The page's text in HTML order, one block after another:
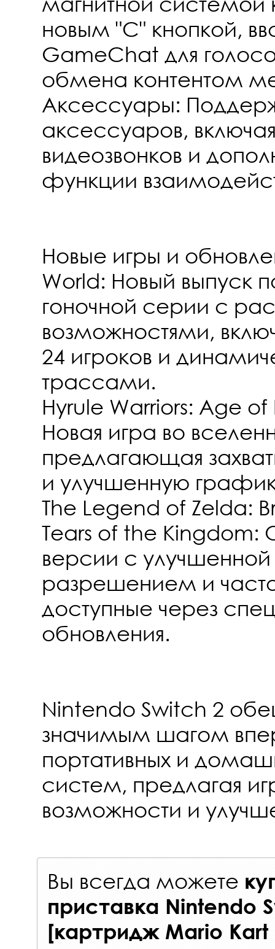
новым "C" кнопкой,
GameChat для
обмена контентом
Аксессуары:
аксессуаров,
видеозвонков и
функции
Новые игры и
World: Новый выпуск
гоночной серии с
возможностями,
24 игроков и
трассами.
Hyrule Warriors: Age
Новая игра во
предлагающая
и улучшенную
The Legend of Zelda:
Tears of the Kingdom:
версии с
разрешением и
доступные через
обновления.
Nintendo Switch 2
значимым шагом
портативных и
систем, предлагая
возможности и
Вы всегда можете
приставка Nintendo
[картридж Mario Kart